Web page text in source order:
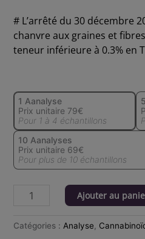
# L’arrêté du 30 décembre
chanvre aux graines et
teneur inférieure à 0.3% en
1 Aanalyse
Prix unitaire 79€
Pour 1 à 4 échantillons
10 Aanalyses
Prix unitaire 69€
Pour plus de 10 échantillons
Ajouter au
Catégories : Analyse